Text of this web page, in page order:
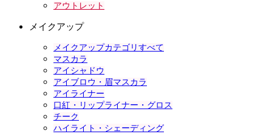
アウトレット
メイクアップ
メイクアップカテゴリすべて
マスカラ
アイシャドウ
アイブロウ・眉マスカラ
アイライナー
口紅・リップライナー・グロス
チーク
ハイライト・シェーディング